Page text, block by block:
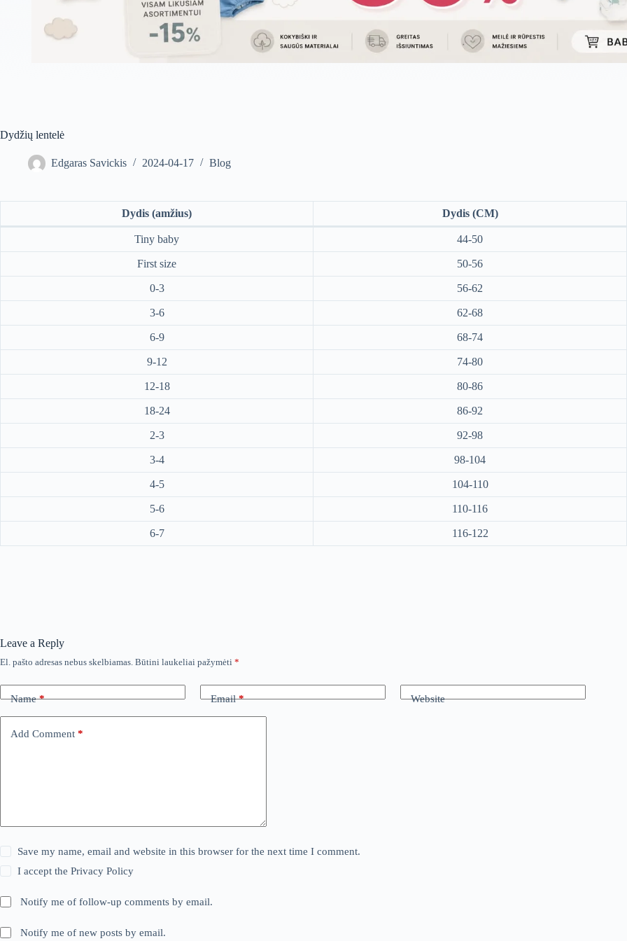
Dydžių lentelė
Edgaras Savickis 2024-04-17 Blog
Dydis (amžius) Dydis (CM)
Tiny baby 44-50
First size 50-56
0-3 56-62
3-6 62-68
6-9 68-74
9-12 74-80
12-18 80-86
18-24 86-92
2-3 92-98
3-4 98-104
4-5 104-110
5-6 110-116
6-7 116-122
Leave a Reply
El. pašto adresas nebus skelbiamas. Būtini laukeliai pažymėti *
Name* Email* Website
Add Comment *
Save my name, email and website in this browser for the next time I comment.
I accept thePrivacy Policy
Notify me of follow-up comments by email.
Notify me of new posts by email.